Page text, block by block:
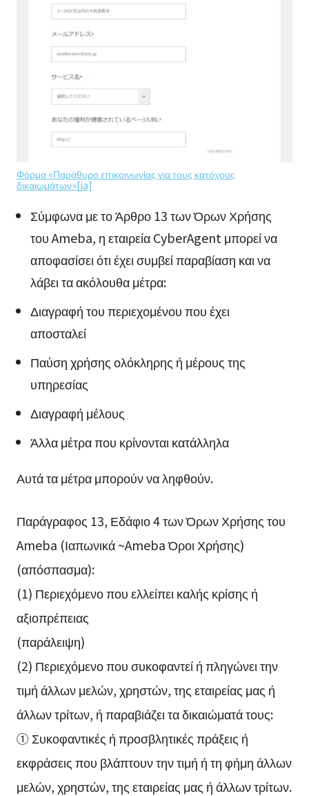
Φόρμα «Παράθυρο επικοινωνίας για τους κατόχους
δικαιωμάτων»[ja]
Σύμφωνα με το Άρθρο 13 των Όρων Χρήσης
του Ameba, η εταιρεία CyberAgent μπορεί να
αποφασίσει ότι έχει συμβεί παραβίαση και να
λάβει τα ακόλουθα μέτρα:
Διαγραφή του περιεχομένου που έχει
αποσταλεί
Παύση χρήσης ολόκληρης ή μέρους της
υπηρεσίας
Διαγραφή μέλους
Άλλα μέτρα που κρίνονται κατάλληλα
Αυτά τα μέτρα μπορούν να ληφθούν.
Παράγραφος 13, Εδάφιο 4 των Όρων Χρήσης του
Ameba (Ιαπωνικά ~Ameba Όροι Χρήσης)
(απόσπασμα):
(1) Περιεχόμενο που ελλείπει καλής κρίσης ή
αξιοπρέπειας
(παράλειψη)
(2) Περιεχόμενο που συκοφαντεί ή πληγώνει την
τιμή άλλων μελών, χρηστών, της εταιρείας μας ή
άλλων τρίτων, ή παραβιάζει τα δικαιώματά τους:
① Συκοφαντικές ή προσβλητικές πράξεις ή
εκφράσεις που βλάπτουν την τιμή ή τη φήμη άλλων
μελών, χρηστών, της εταιρείας μας ή άλλων τρίτων.